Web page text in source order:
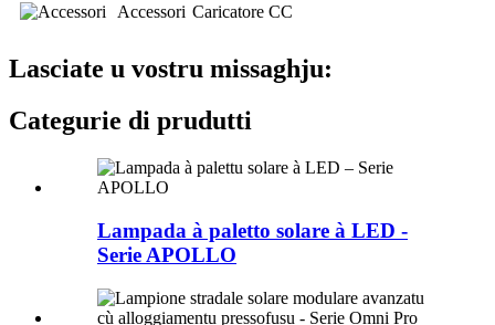
Accessori Caricatore CC
Lasciate u vostru missaghju:
Categurie di prudutti
Lampada à paletto solare à LED -
Serie APOLLO